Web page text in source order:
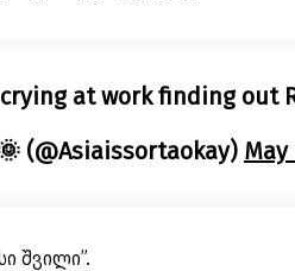
at work finding out
(@Asiaissortaokay) May
შვილი”.